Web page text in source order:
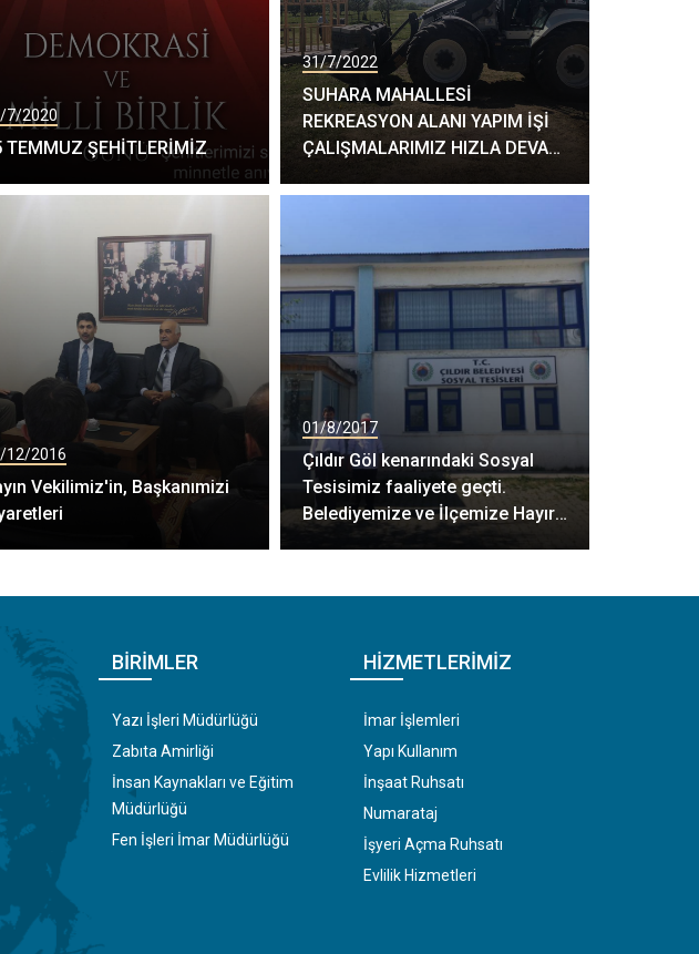
7/2020
TEMMUZ ŞEHİTLERİMİZ
31/7/2022
SUHARA MAHALLESİ
REKREASYON ALANI YAPIM İŞİ
ÇALIŞMALARIMIZ HIZLA DEVAM
12/2016
Vekilimiz'in, Başkanımizi
01/8/2017
Çıldır Göl kenarındaki Sosyal
Tesisimiz faaliyete geçti.
Belediyemize ve İlçemize Hayırlı
BIRIMLER
Yazı İşleri Müdürlüğü
Zabıta Amirliği
İnsan Kaynakları ve Eğitim
Müdürlüğü
Fen İşleri İmar Müdürlüğü
HIZMETLERIMIZ
İmar İşlemleri
Yapı Kullanım
İnşaat Ruhsatı
Numarataj
İşyeri Açma Ruhsatı
Evlilik Hizmetleri